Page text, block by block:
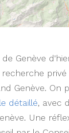
Genève
Genève. On
détaillé, avec
Une